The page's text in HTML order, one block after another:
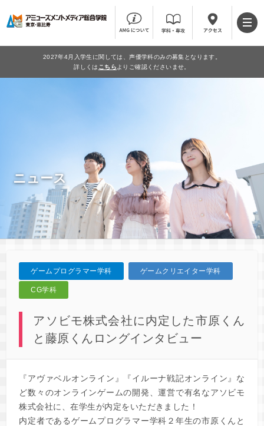
2027年4月入学生に関しては、声優学科のみの募集となります。
詳しくは こちら よりご確認くださいませ。
ニュース
ゲームプログラマー学科 ゲームクリエイター学科
CG学科
アソビモ株式会社に内定した市原くん
と藤原くんロングインタビュー
『アヴァベルオンライン』『イルーナ戦記オンライン』な
ど数々のオンラインゲームの開発、運営で有名なアソビモ
株式会社に、在学生が内定をいただきました！
内定者であるゲームプログラマー学科２年生の市原くんと